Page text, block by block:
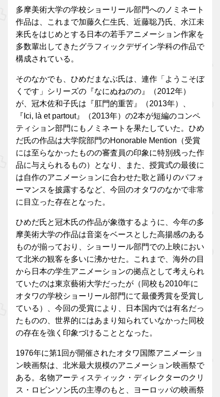
多摩美術大学の学校ショーリール部門へのノミネート
作品は、これまで加藤久仁生氏、近藤聡乃氏、水江未
来氏をはじめとする日本の若手アニメーション作家を
多数輩出してきたグラフィックデザイン学科の作品で
構成されている。
そのなかでも、ひめだまなぶ氏は、連作「ようこそぼ
くです」シリーズの『なにぬねのの』（2012年）
が、冠木佐和子氏は『肛門的重苦』（2013年）、
『Ici, là et partout』（2013年）の2本が短編のコンペ
ティション部門にもノミネートを果たしていた。ひめ
だ氏の作品は大学院部門のHonorable Mention（受賞
には至らなかったものの審査員の印象に特別残った作
品に与えられるもの）となり、また、授賞式の最後に
は自作のアニメーションに合わせた歌と踊りのパフォ
ーマンスを披露するなど、今回のオタワのなかで非常
に目立った存在となった。
ひめだ氏と冠木氏の作品が象徴するように、今年の多
摩美術大学の作品は音楽をベースとした高揚感のある
ものが揃っており、ショーリール部門での上映におい
て北米の観客を多いに沸かせた。これまで、海外の目
から日本の学生アニメーションの拠点として考えられ
ていたのは東京藝術大学だったが（同校も2010年に
オタワの学校ショーリール部門にて最優秀賞を受賞し
ている）、今回の受賞により、日本国内では有名だっ
たものの、世界的にはあまり知られていなかった同校
の存在を強く印象づけることとなった。
1976年に第1回が開催されたオタワ国際アニメーショ
ン映画祭は、北米最大規模のアニメーション映画祭で
ある。名物アーティスティック・ディレクターのクリ
ス・ロビンソン氏の主導のもと、ヨーロッパの映画祭